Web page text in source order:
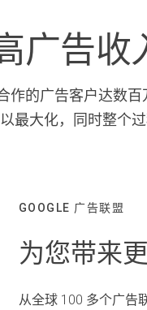
广告收
的广告客户达数
最大化，同时整个
GOOGLE 广告联盟
为您带来
从全球 100 多个广告